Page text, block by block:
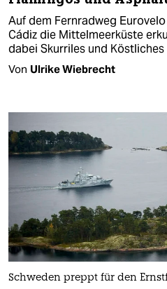
Auf dem Fernradweg
Cádiz die Mittelmeerküste
dabei Skurriles und
Von Ulrike Wiebrecht
Schweden preppt für den